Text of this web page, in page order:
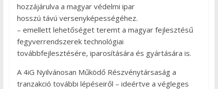
hozzájárulva a magyar védelmi ipar
hosszú távú versenyképességéhez.
– emellett lehetőséget teremt a magyar fejlesztésű
fegyverrendszerek technológiai
továbbfejlesztésére, iparosítására és gyártására is.
A 4iG Nyilvánosan Működő Részvénytársaság a
tranzakció további lépéseiről – ideértve a végleges